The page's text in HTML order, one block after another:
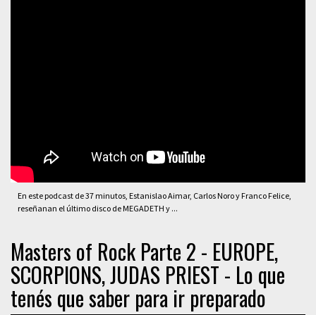
En este podcast de 37 minutos, Estanislao Aimar, Carlos Noro y Franco Felice,
reseñanan el último disco de MEGADETH y ...
Masters of Rock Parte 2 - EUROPE,
SCORPIONS, JUDAS PRIEST - Lo que
tenés que saber para ir preparado